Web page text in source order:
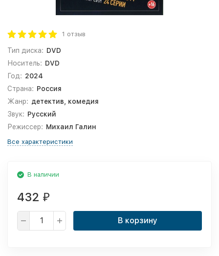
1 отзыв
Тип диска: DVD
Носитель: DVD
Год: 2024
Страна: Россия
Жанр: детектив, комедия
Звук: Русский
Режиссер: Михаил Галин
Все характеристики
В наличии
432 ₽
В корзину